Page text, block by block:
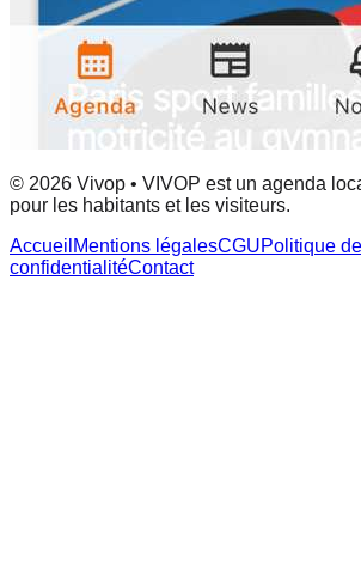
© 2026 Vivop • VIVOP est un agenda
pour les habitants et les visiteurs.
Accueil Mentions légalesCGUPolitique de
confidentialitéContact